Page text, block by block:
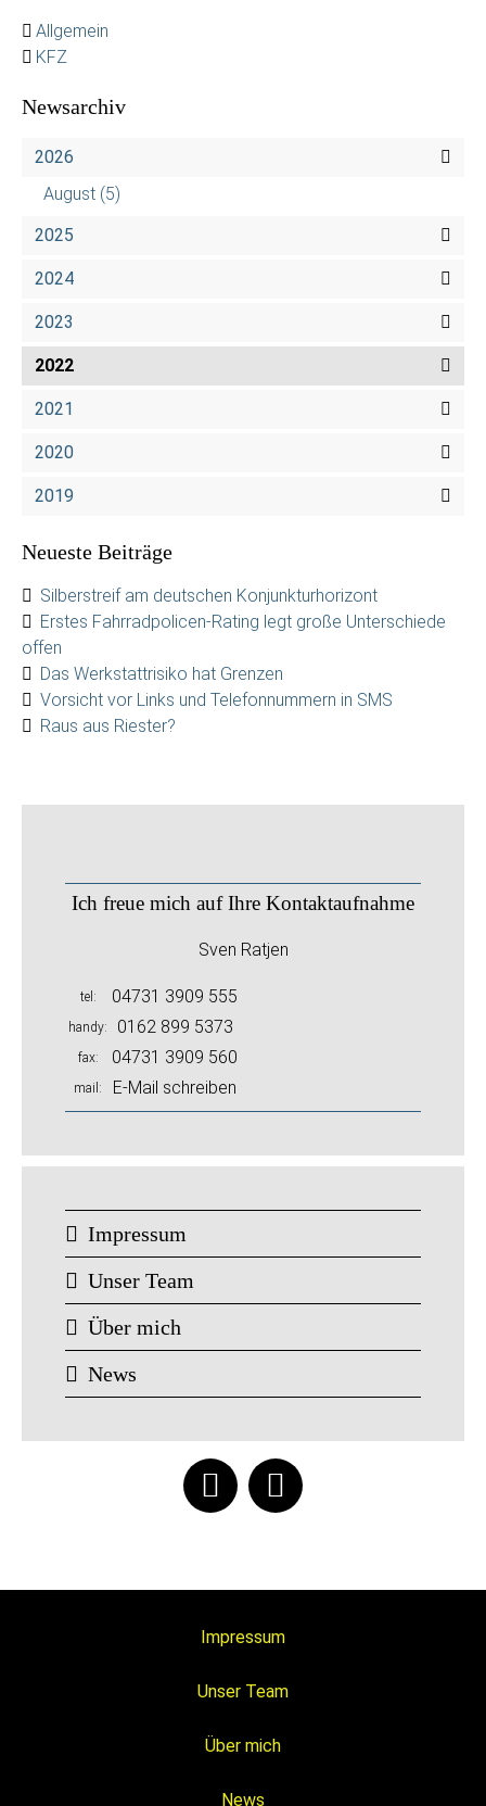
Allgemein
KFZ
Newsarchiv
2026
August (5)
2025
2024
2023
2022
2021
2020
2019
Neueste Beiträge
Silberstreif am deutschen Konjunkturhorizont
Erstes Fahrradpolicen-Rating legt große Unterschiede
offen
Das Werkstattrisiko hat Grenzen
Vorsicht vor Links und Telefonnummern in SMS
Raus aus Riester?
Ich freue mich auf Ihre Kontaktaufnahme
Sven Ratjen
tel 04731 3909 555
handy 0162 899 5373
fax 04731 3909 560
mail E-Mail schreiben
Impressum
Unser Team
Über mich
News
Impressum
Unser Team
Über mich
News